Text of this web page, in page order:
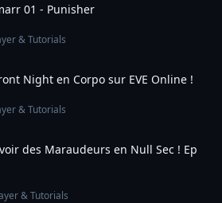
01 - Punisher
& Tutorials
Night en Corpo sur EVE Online !
& Tutorials
des Maraudeurs en Null Sec ! Ep
& Tutorials